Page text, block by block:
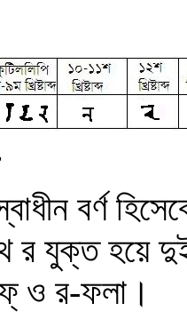
বর্ণ
র যুক্ত হয়ে
ও র-ফলা।